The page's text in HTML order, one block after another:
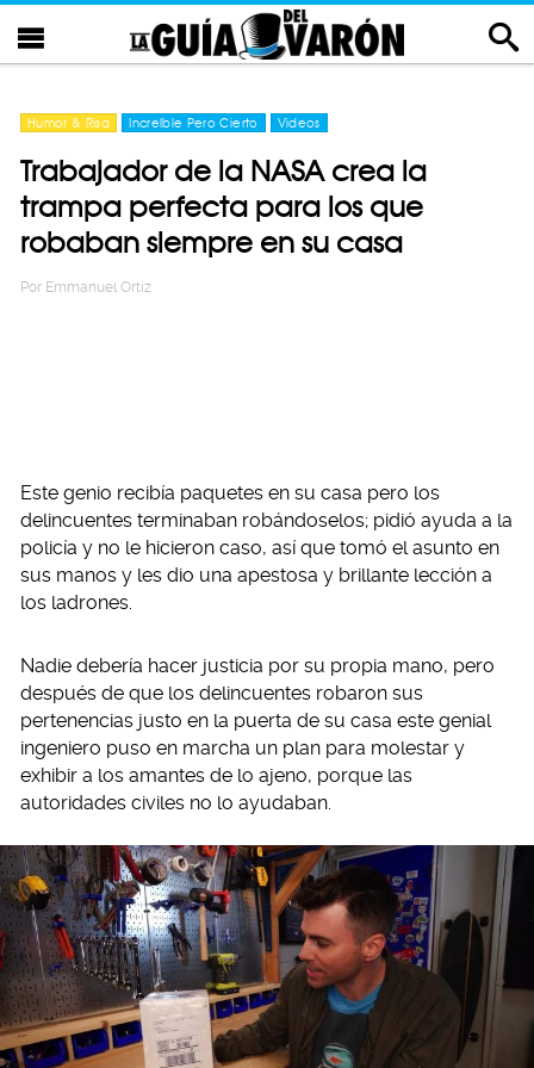
Humor & Risa Increíble Pero Cierto Videos
Trabajador de la NASA crea la
trampa perfecta para los que
robaban siempre en su casa
Por Emmanuel Ortiz
Este genio recibía paquetes en su casa pero los
delincuentes terminaban robándoselos; pidió ayuda a la
policía y no le hicieron caso, así que tomó el asunto en
sus manos y les dio una apestosa y brillante lección a
los ladrones.
Nadie debería hacer justicia por su propia mano, pero
después de que los delincuentes robaron sus
pertenencias justo en la puerta de su casa este genial
ingeniero puso en marcha un plan para molestar y
exhibir a los amantes de lo ajeno, porque las
autoridades civiles no lo ayudaban.